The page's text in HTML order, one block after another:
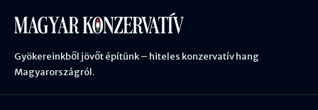
Gyökereinkből jövőt építünk – hiteles konzervatív hang
Magyarországról.